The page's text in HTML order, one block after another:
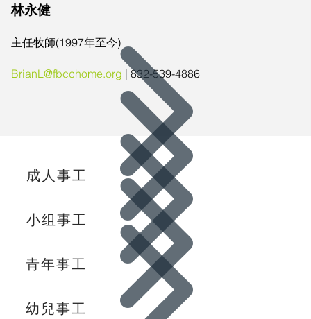
林永健
主任牧師(1997年至今)
BrianL@fbcchome.org | 832-539-4886
成人事工
小组事工
青年事工
幼兒事工